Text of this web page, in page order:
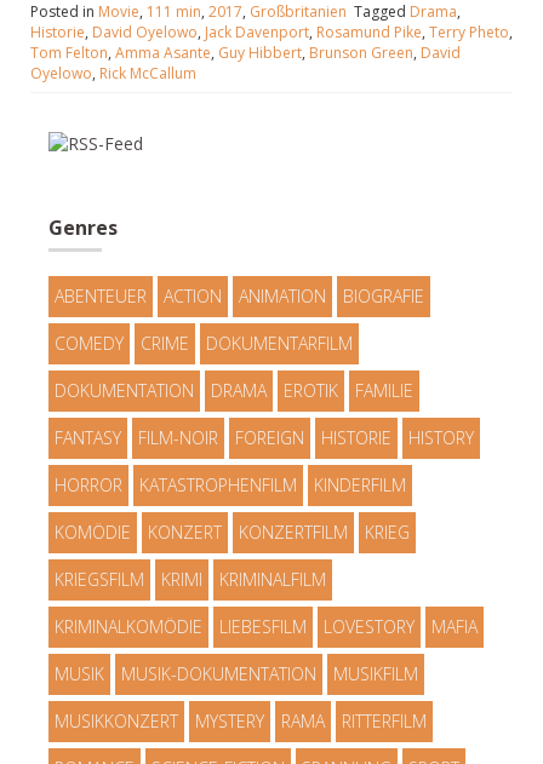
Posted in Movie, 111 min, 2017, Großbritanien Tagged Drama,
Historie, David Oyelowo, Jack Davenport, Rosamund Pike, Terry Pheto,
Tom Felton, Amma Asante, Guy Hibbert, Brunson Green, David
Oyelowo, Rick McCallum
Genres
ABENTEUER ACTION ANIMATION BIOGRAFIE
COMEDY CRIME DOKUMENTARFILM
DOKUMENTATION DRAMA EROTIK FAMILIE
FANTASY FILM-NOIR FOREIGN HISTORIE HISTORY
HORROR KATASTROPHENFILM KINDERFILM
KOMÖDIE KONZERT KONZERTFILM KRIEG
KRIEGSFILM KRIMI KRIMINALFILM
KRIMINALKOMÖDIE LIEBESFILM LOVESTORY MAFIA
MUSIK MUSIK-DOKUMENTATION MUSIKFILM
MUSIKKONZERT MYSTERY RAMA RITTERFILM